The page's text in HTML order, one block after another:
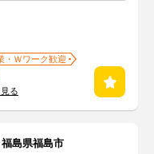
・Ｗワーク歓迎
る
島県福島市